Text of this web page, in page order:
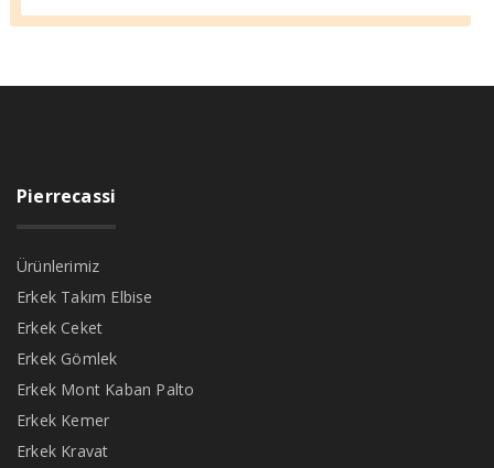
Pierrecassi
Ürünlerimiz
Erkek Takım Elbise
Erkek Ceket
Erkek Gömlek
Erkek Mont Kaban Palto
Erkek Kemer
Erkek Kravat